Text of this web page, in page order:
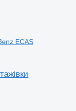
ECAS